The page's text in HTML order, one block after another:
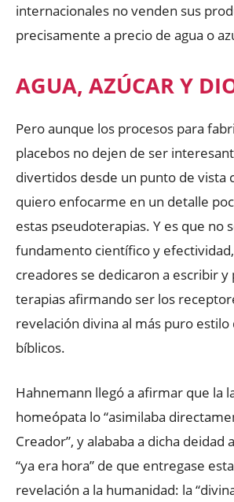
internacionales no venden sus
precisamente a precio de agua o
AGUA, AZÚCAR Y
Pero aunque los procesos para
placebos no dejen de ser
divertidos desde un punto de vista
quiero enfocarme en un detalle
estas pseudoterapias. Y es que no
fundamento científico y
creadores se dedicaron a escribir
terapias afirmando ser los
revelación divina al más puro
bíblicos.
Hahnemann llegó a afirmar que la
homeópata lo “asimilaba
Creador”, y alababa a dicha deidad
“ya era hora” de que entregase
revelación a la humanidad: la